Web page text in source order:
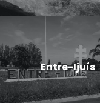
Entre-Ijuís